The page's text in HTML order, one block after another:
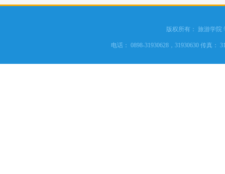
版权所有： 旅游学院
电话： 0898-31930628，31930630 传真：